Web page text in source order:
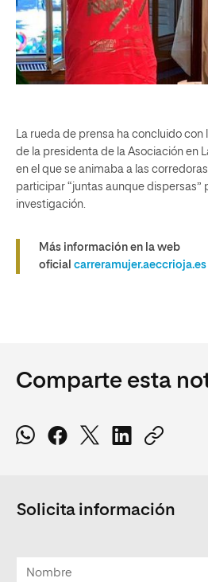
La rueda de prensa ha concluido
de la presidenta de la Asociación en
en el que se animaba a las
participar “juntas aunque dispersas”
investigación.
Más información en la web
oficial carreramujer.aeccrioja.es
Comparte esta
Solicita información